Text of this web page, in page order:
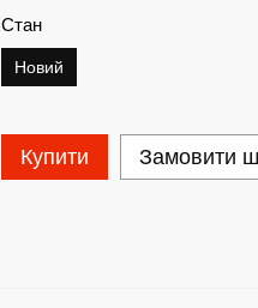
Стан
Новий
Купити Замовити